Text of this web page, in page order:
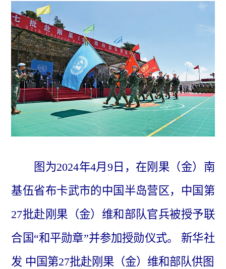
图为2024年4月9日，在刚果（金）南
基伍省布卡武市的中国半岛营区，中国第
27批赴刚果（金）维和部队官兵被授予联
合国“和平勋章”并参加授勋仪式。 新华社
发 中国第27批赴刚果（金）维和部队供图